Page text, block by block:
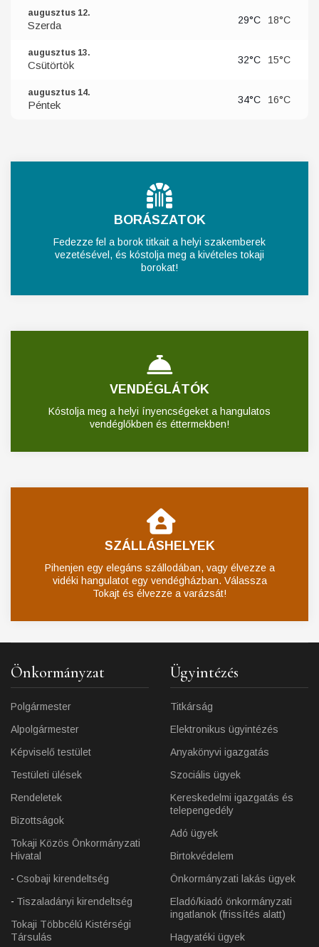
augusztus 12.
Szerda 29°C 18°C
augusztus 13.
Csütörtök 32°C 15°C
augusztus 14.
Péntek 34°C 16°C
BORÁSZATOK
Fedezze fel a borok titkait a helyi szakemberek
vezetésével, és kóstolja meg a kivételes tokaji
borokat!
VENDÉGLÁTÓK
Kóstolja meg a helyi ínyencségeket a hangulatos
vendéglőkben és éttermekben!
SZÁLLÁSHELYEK
Pihenjen egy elegáns szállodában, vagy élvezze a
vidéki hangulatot egy vendégházban. Válassza
Tokajt és élvezze a varázsát!
Önkormányzat
Polgármester
Alpolgármester
Képviselő testület
Testületi ülések
Rendeletek
Bizottságok
Tokaji Közös Önkormányzati
Hivatal
Csobaji kirendeltség
Tiszaladányi kirendeltség
Tokaji Többcélú Kistérségi
Társulás
Ügyintézés
Titkárság
Elektronikus ügyintézés
Anyakönyvi igazgatás
Szociális ügyek
Kereskedelmi igazgatás és
telepengedély
Adó ügyek
Birtokvédelem
Önkormányzati lakás ügyek
Eladó/kiadó önkormányzati
ingatlanok (frissítés alatt)
Hagyatéki ügyek